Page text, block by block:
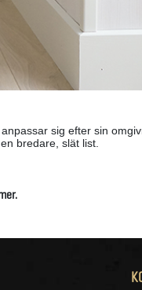
sig efter sin
bredare, slät list.